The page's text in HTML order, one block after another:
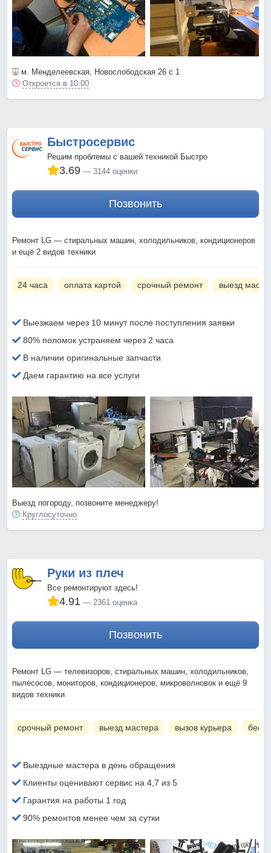
м. Менделеевская, Новослободская 26 с 1
Откроется в 10:00
Быстросервис
Решим проблемы с вашей техникой Быстро
3.69 3144 оценки
Позвонить
Ремонт LG — стиральных машин, холодильников, кондиционеров
и ещё 2 видов техники
24 часа оплата картой срочный ремонт выезд
Выезжаем через 10 минут после поступления заявки
80% поломок устраняем через 2 часа
В наличии оригинальные запчасти
Даем гарантию на все услуги
Выезд погороду, позвоните менеджеру!
Круглосуточно
Руки из плеч
Все ремонтируют здесь!
4.91 2361 оценка
Позвонить
Ремонт LG — телевизоров, стиральных машин, холодильников,
пылесосов, мониторов, кондиционеров, микроволновок и ещё 9
видов техники
срочный ремонт выезд мастера вызов курьера
Выездные мастера в день обращения
Клиенты оценивают сервис на 4,7 из 5
Гарантия на работы 1 год
90% ремонтов менее чем за сутки